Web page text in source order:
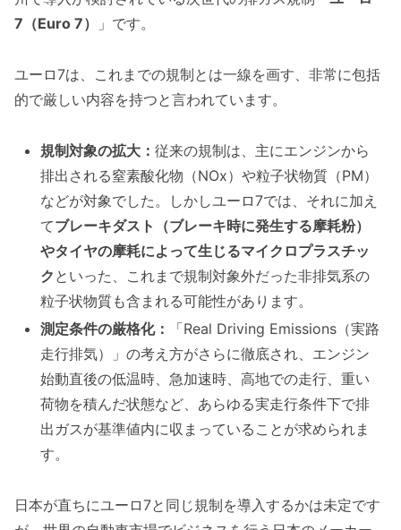
7（Euro 7）
」です。
ユーロ7は、これまでの規制とは一線を画す、非常に包括
的で厳しい内容を持つと言われています。
規制対象の拡大：従来の規制は、主にエンジンから
排出される窒素酸化物（NOx）や粒子状物質（PM）
などが対象でした。しかしユーロ7では、それに加え
てブレーキダスト（ブレーキ時に発生する摩耗粉）
やタイヤの摩耗によって生じるマイクロプラスチッ
ク といった、これまで規制対象外だった非排気系の
粒子状物質も含まれる可能性があります。
測定条件の厳格化：
「Real Driving Emissions（実路
走行排気）」の考え方がさらに徹底され、エンジン
始動直後の低温時、急加速時、高地での走行、重い
荷物を積んだ状態など、あらゆる実走行条件下で排
出ガスが基準値内に収まっていることが求められま
す。
日本が直ちにユーロ7と同じ規制を導入するかは未定です